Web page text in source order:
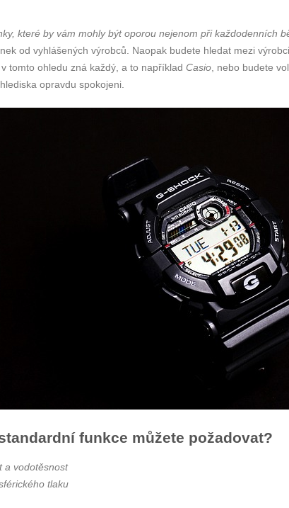
které by vám mohly být oporou nejenom při každodenních
od vyhlášených výrobců. Naopak budete hledat mezi
tomto ohledu zná každý, a to například Casio , nebo budete
opravdu spokojeni.
funkce můžete požadovat?
a vodotěsnost
tlaku